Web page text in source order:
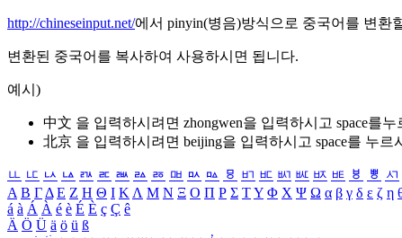
http://chineseinput.net/에서 pinyin(병음)방식으로 중국어를 변환
변환된 중국어를 복사하여 사용하시면 됩니다.
예시)
中文 을 입력하시려면 zhongwen을 입력하시고 space를
北京 을 입력하시려면 beijing을 입력하시고 space를 누르
ㅥ ㅦ ㅧ ㅨ ㅩ ㅪ ㅫ ㅬ ㅭ ㅮ ㅯ ㅰ ㅱ ㅲ ㅳ ㅴ ㅵ ㅶ ㅷ ㅸ ㅹ ㅺ
Α Β ΓΔ Ε Ζ Η Θ Ι ΚΛ Μ Ν Ξ Ο Π Ρ Σ ΤΥ Φ Χ Ψ Ω α β γ δ ε ζ η
á à Á À é è É È ç Ç ê
Ä Ö Ü ä ö ü ß